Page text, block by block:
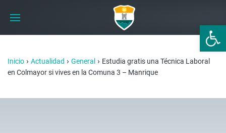
Abrir
Inicio › Actualidad › General › Estudia gratis una Técnica Laboral
en Colmayor si vives en la Comuna 3 – Manrique